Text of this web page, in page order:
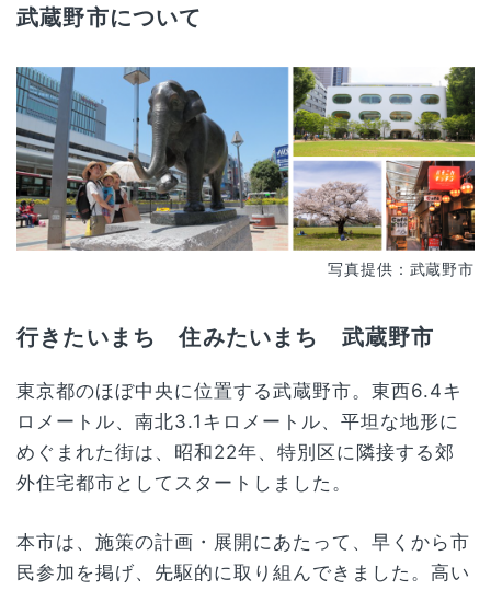
武蔵野市について
写真提供：武蔵野市
行きたいまち 住みたいまち 武蔵野市
東京都のほぼ中央に位置する武蔵野市。東西6.4キ
ロメートル、南北3.1キロメートル、平坦な地形に
めぐまれた街は、昭和22年、特別区に隣接する郊
外住宅都市としてスタートしました。
本市は、施策の計画・展開にあたって、早くから市
民参加を掲げ、先駆的に取り組んできました。高い